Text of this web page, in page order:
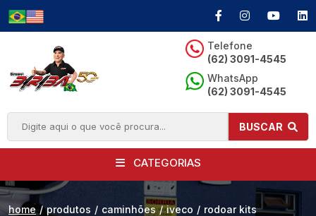
Telefone
(62) 3091-4545
WhatsApp
(62) 3091-4545
BUSCAR
CATEGORIAS
home / produtos / caminhões / iveco / rodoar kits